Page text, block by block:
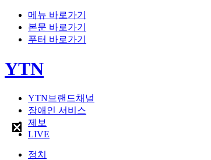
메뉴 바로가기
본문 바로가기
푸터 바로가기
YTN
YTN브랜드채널
장애인 서비스
제보
LIVE
정치